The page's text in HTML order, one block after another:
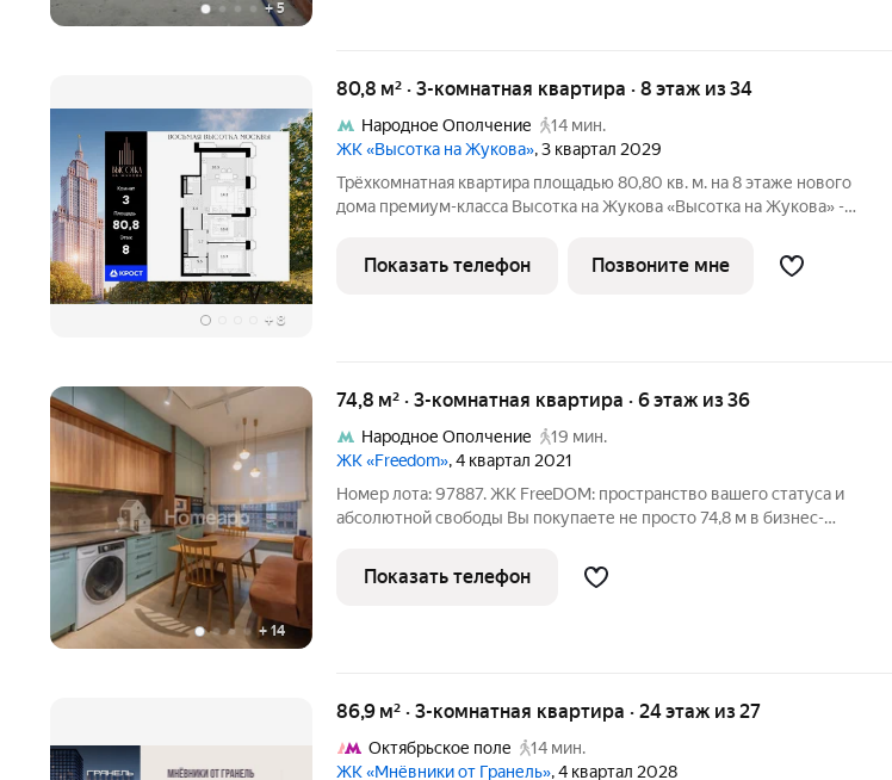
+5
+ 8
80,8 м² · 3-комнатная квартира · 8 этаж из 34
Народное Ополчение
14 мин.
ЖК «Высотка на Жукова», 3 квартал 2029
Трёхкомнатная квартира площадью 80,80 кв. м. на 8 этаже нового
дома премиум-класса Высотка на Жукова «Высотка на Жукова» -
Москвы, сочетая в себе величественность архитектуры
московского
Показать телефон Позвоните мне
+ 14
74,8 м² · 3-комнатная квартира · 6 этаж из 36
Народное Ополчение
19 мин.
ЖК «Freedom», 4 квартал 2021
Номер лота: 97887. ЖК FreeDOM: пространство вашего статуса и
абсолютной свободы Вы покупаете не просто 74,8 м в бизнес-
комфортной жизни, где ритм мегаполиса идеально сбалансирован
приватностью и
Показать телефон
86,9 м² · 3-комнатная квартира · 24 этаж из 27
Октябрьское поле
14 мин.
ЖК «Мнёвники от Гранель», 4 квартал 2028